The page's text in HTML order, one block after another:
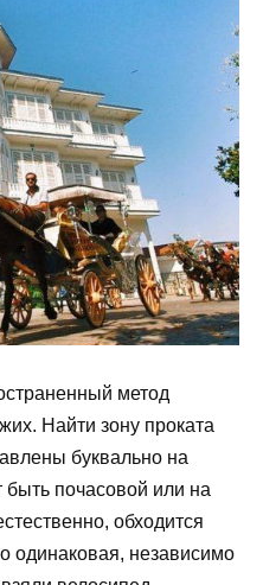
метод
Найти зону проката
буквально на
почасовой или на
обходится
одинаковая, независимо